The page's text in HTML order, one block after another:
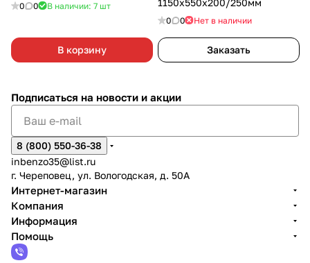
0 0 В наличии: 7 шт
В корзину
0 0 Нет в наличии
Заказать
Подписаться на новости и акции
8 (800) 550-36-38
inbenzo35@list.ru
г. Череповец, ул. Вологодская, д. 50А
Интернет-магазин
Компания
Информация
Помощь